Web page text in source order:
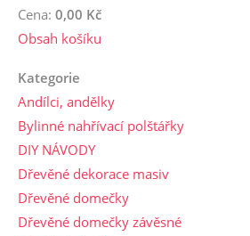
Cena: 0,00 Kč
Obsah košíku
Kategorie
Andílci, andělky
Bylinné nahřívací polštářky
DIY NÁVODY
Dřevěné dekorace masiv
Dřevěné domečky
Dřevěné domečky závěsné